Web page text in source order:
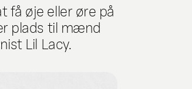
få øje eller øre på
plads til mænd
Lil Lacy.